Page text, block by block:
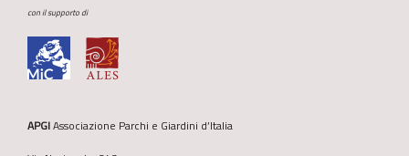
con il supporto di
APGIAssociazione Parchi e Giardini d’Italia